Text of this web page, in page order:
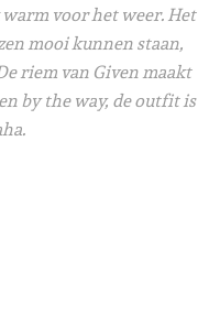
voor het weer. Het
mooi kunnen staan,
riem van Given maakt
by the way, de outfit is